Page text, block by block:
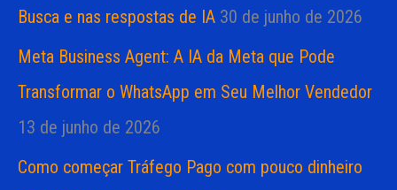
Busca e nas respostas de IA 30 de junho de 2026
Meta Business Agent: A IA da Meta que Pode
Transformar o WhatsApp em Seu Melhor Vendedor
13 de junho de 2026
Como começar Tráfego Pago com pouco dinheiro